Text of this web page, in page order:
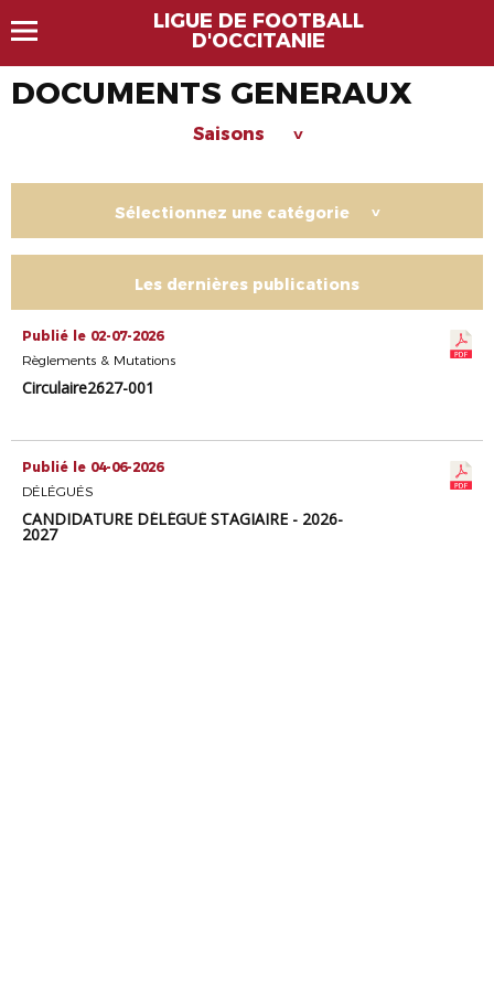
LIGUE DE FOOTBALL
D'OCCITANIE
DOCUMENTS GENERAUX
Saisons >
Sélectionnez une catégorie >
Les dernières publications
Publié le 02-07-2026
Règlements & Mutations
Circulaire2627-001
Publié le 04-06-2026
DÉLÉGUÉS
CANDIDATURE DÉLÉGUÉ STAGIAIRE - 2026-
2027